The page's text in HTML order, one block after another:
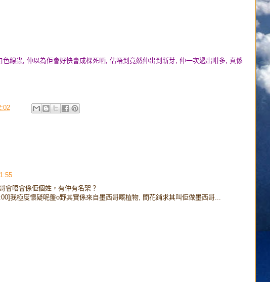
線蟲, 仲以為佢會好快會成棵死晒, 估唔到竟然仲出到新芽, 仲一次過出咁多, 真係
會唔會係佢個姓，有仲有名架？
我極度懷疑呢盤o野其實係來自墨西哥嘅植物, 間花鋪求其叫佢做墨西哥...